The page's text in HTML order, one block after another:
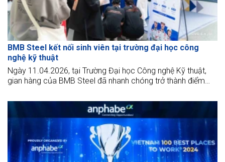
BMB Steel kết nối sinh viên tại trường đại học công
nghệ kỹ thuật
Ngày 11.04.2026, tại Trường Đại học Công nghệ Kỹ thuật,
gian hàng của BMB Steel đã nhanh chóng trở thành điểm
quan và tìm hiểu ngay từ những giờ đầu chương trình.